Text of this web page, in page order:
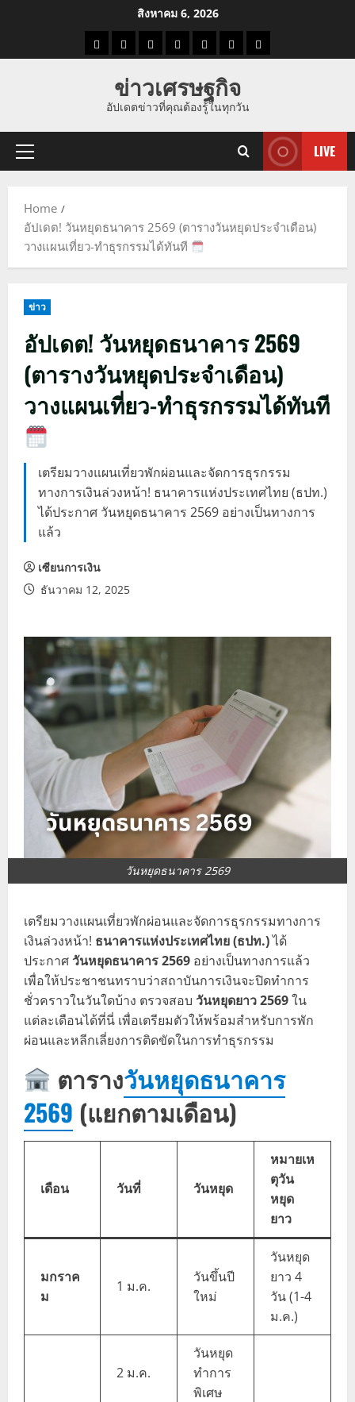
สิงหาคม 6, 2026
ราคาแนว
ราคา
ทอง
ข่าว
นี้
ข่าว
ดูด
ที่
ผู้ชาย
ข่าวเศรษฐกิจ
อัปเดตข่าวที่คุณต้องรู้ในทุกวัน
Primary
LIVE
Home
อัปเดต! วันหยุดธนาคาร 2569 (ตารางวันหยุดประจำเดือน)
วางแผนเที่ยว-ทำธุรกรรมได้ทันที
ข่าว
อัปเดต! วันหยุดธนาคาร 2569
(ตารางวันหยุดประจำเดือน)
วางแผนเที่ยว-ทำธุรกรรมได้ทันที
เตรียมวางแผนเที่ยวพักผ่อนและจัดการธุรกรรม
ทางการเงินล่วงหน้า! ธนาคารแห่งประเทศไทย (ธปท.)
ได้ประกาศ วันหยุดธนาคาร 2569 อย่างเป็นทางการ
แล้ว
เซียนการเงิน
ธันวาคม 12, 2025
วันหยุดธนาคาร 2569
เตรียมวางแผนเที่ยวพักผ่อนและจัดการธุรกรรมทางการ
เงินล่วงหน้า! ธนาคารแห่งประเทศไทย (ธปท.)ได้
ประกาศวันหยุดธนาคาร 2569 อย่างเป็นทางการแล้ว
เพื่อให้ประชาชนทราบว่าสถาบันการเงินจะปิดทำการ
ชั่วคราวในวันใดบ้าง ตรวจสอบ วันหยุดยาว 2569ใน
แต่ละเดือนได้ที่นี่ เพื่อเตรียมตัวให้พร้อมสำหรับการพัก
ผ่อนและหลีกเลี่ยงการติดขัดในการทำธุรกรรม
ตารางวันหยุดธนาคาร
2569 (แยกตามเดือน)
เดือน วันที่ วันหยุด
หมายเห
ตุวัน
หยุด
ยาว
มกราค
ม
1 ม.ค.
วันขึ้นปี
ใหม่
วันหยุด
ยาว 4
วัน (1-4
ม.ค.)
2 ม.ค.
วันหยุด
ทำการ
พิเศษ